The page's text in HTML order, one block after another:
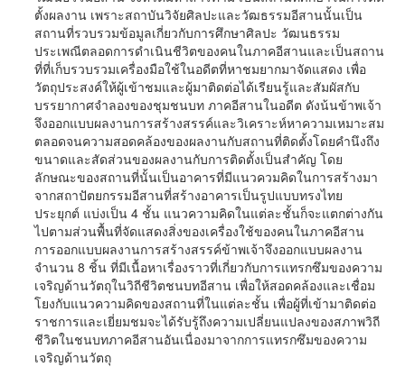
ตั้งผลงาน เพราะสถาบันวิจัยศิลปะและวัฒธรรมอีสานนั้นเป็น
สถานที่รวบรวมข้อมูลเกี่ยวกับการศึกษาศิลปะ วัฒนธรรม
ประเพณีตลอดการดำเนินชีวิตของคนในภาคอีสานและเป็นสถาน
ที่ที่เก็บรวบรวมเครื่องมือใช้ในอดีตที่หาชมยากมาจัดแสดง เพื่อ
วัตถุประสงค์ให้ผู้เข้าชมและผู้มาติดต่อได้เรียนรู้และสัมผัสกับ
บรรยากาศจำลองของชุมชนบท ภาคอีสานในอดีต ดังน้นข้าพเจ้า
จึงออกแบบผลงานการสร้างสรรค์และวิเคราะห์หาความเหมาะสม
ตลอดจนความสอดคล้องของผลงานกับสถานที่ติดตั้งโดยคำนึงถึง
ขนาดและสัดส่วนของผลงานกับการติดตั้งเป็นสำคัญ โดย
ลักษณะของสถานที่นั้นเป็นอาคารที่มีแนวควมคิดในการสร้างมา
จากสถาปัตยกรรมอีสานที่สร้างอาคารเป็นรูปแบบทรงไทย
ประยุกต์ แบ่งเป็น 4 ชั้น แนวความคิดในแต่ละชั้นก็จะแตกต่างกัน
ไปตามส่วนพื้นที่จัดแสดงสิ่งของเครื่องใช้ของคนในภาคอีสาน
การออกแบบผลงานการสร้างสรรค์ข้าพเจ้าจึงออกแบบผลงาน
จำนวน 8 ชิ้น ที่มีเนื้อหาเรื่องราวที่เกี่ยวกับการแทรกซึมของความ
เจริญด้านวัตถุในวิถีชีวิตชนบทอีสาน เพื่อให้สอดคล้องและเชื่อม
โยงกับแนวความคิดของสถานที่ในแต่ละชั้น เพื่อผู้ที่เข้ามาติดต่อ
ราชการและเยี่ยมชมจะได้รับรู้ถึงความเปลี่ยนแปลงของสภาพวิถี
ชีวิตในชนบทภาคอีสานอันเนื่องมาจากการแทรกซึมของความ
เจริญด้านวัตถุ